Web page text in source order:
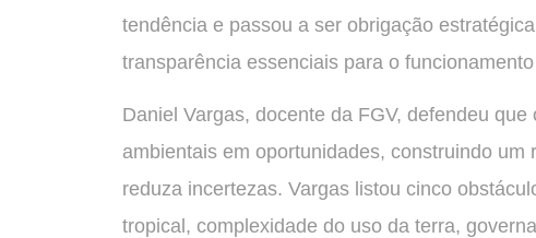
tendência e passou a ser obrigação
transparência essenciais para o
Daniel Vargas, docente da FGV, defendeu
ambientais em oportunidades, construindo
reduza incertezas. Vargas listou cinco
tropical, complexidade do uso da terra,